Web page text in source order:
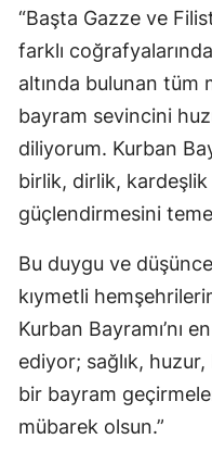
“Başta Gazze ve
farklı
altında bulunan tüm
bayram sevincini
diliyorum. Kurban
birlik, dirlik, kardeşlik
güçlendirmesini
Bu duygu ve
kıymetli
Kurban Bayramı’nı
ediyor; sağlık,
bir bayram
mübarek olsun.”